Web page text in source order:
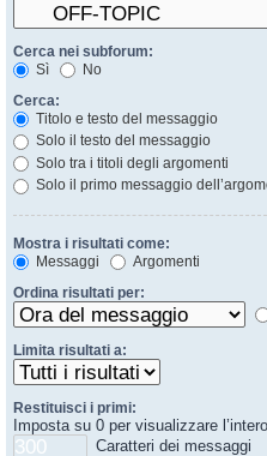
Cerca nei subforum:
Sì
No
Cerca:
Titolo e testo del messaggio
Solo il testo del messaggio
Solo tra i titoli degli argomenti
Solo il primo messaggio
Mostra i risultati come:
Messaggi
Argomenti
Ordina risultati per:
Limita risultati a:
Restituisci i primi:
Imposta su 0 per visualizzare
Caratteri dei messaggi